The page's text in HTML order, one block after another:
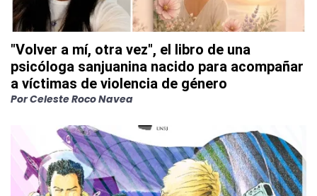
"Volver a mí, otra vez", el libro de una
psicóloga sanjuanina nacido para acompañar
a víctimas de violencia de género
PorCeleste Roco Navea